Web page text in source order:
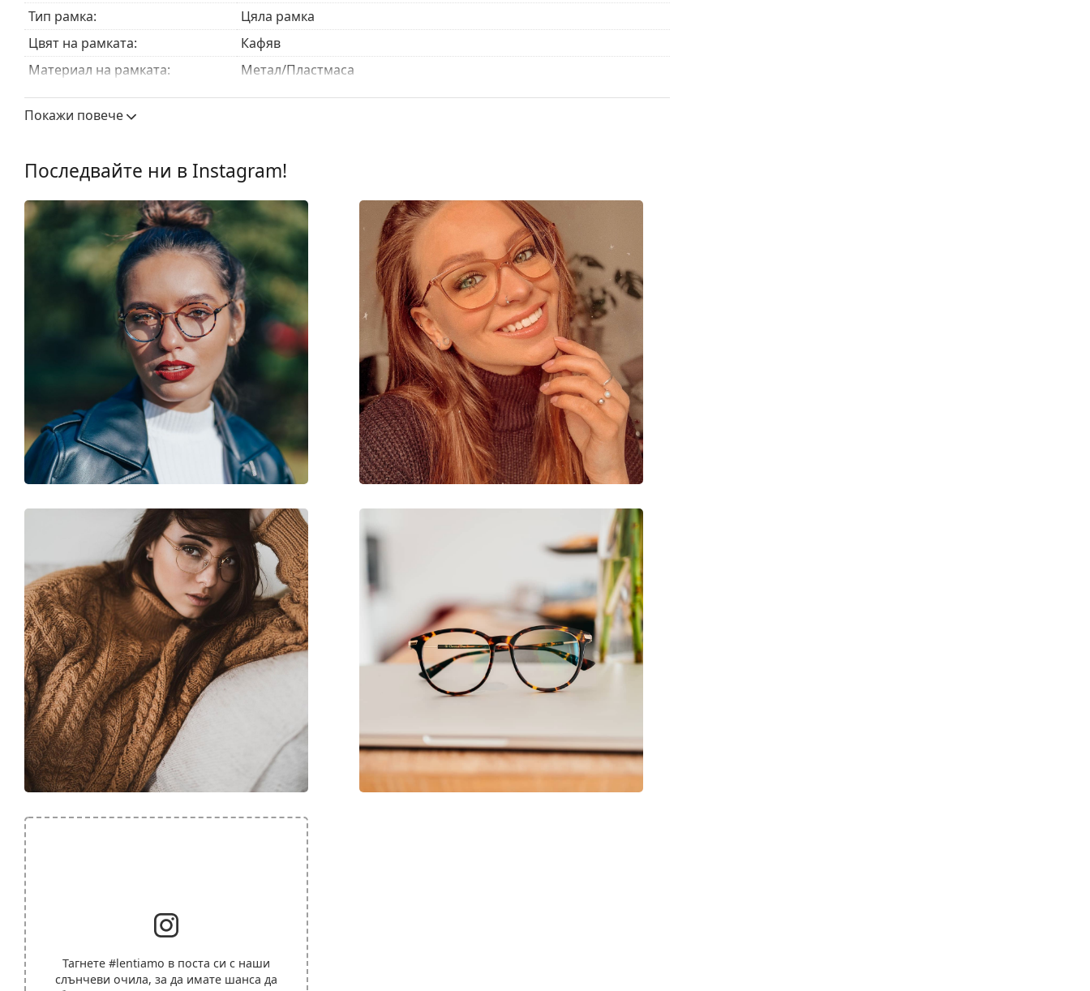
Тип рамка:
Цяла рамка
Цвят на рамката:
Кафяв
Материал на рамката:
Метал/Пластмаса
Размер:
M
Ширина:
Ширина на моста:
15 mm
Тегло:
125 гр.
Регулируеми подложки за нос:
Не
Флексибилни панти:
Не
Клип-он:
Не
Аксесоари
Да
Кърпичка за почистване:
Пол:
Дамски
Категория:
Диоптрични очила
Марка:
Max Mara
Покажи повече
Последвайте ни в Instagram!
Тагнете #lentiamo в поста си с наши
слънчеви очила, за да имате шанса да